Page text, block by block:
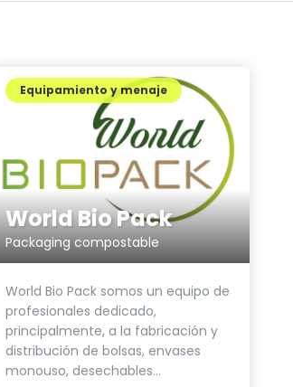
World Bio Pack
Packaging compostable
Equipamiento y menaje
World Bio Pack somos un equipo de
profesionales dedicado,
principalmente, a la fabricación y
distribución de bolsas, envases
monouso, desechables...